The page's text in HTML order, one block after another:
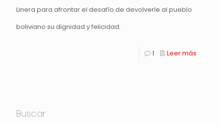
Linera para afrontar el desafío de devolverle al pueblo
boliviano su dignidad y felicidad.
1 Leer más
Buscar